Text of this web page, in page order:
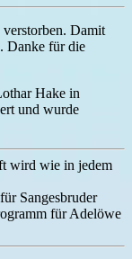
Damit
Danke für die
Hake in
und wurde
wird wie in jedem
Sangesbruder
für Adelöwe